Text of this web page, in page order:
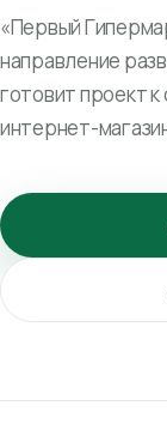
«Первый
направление
готовит проект
интернет-